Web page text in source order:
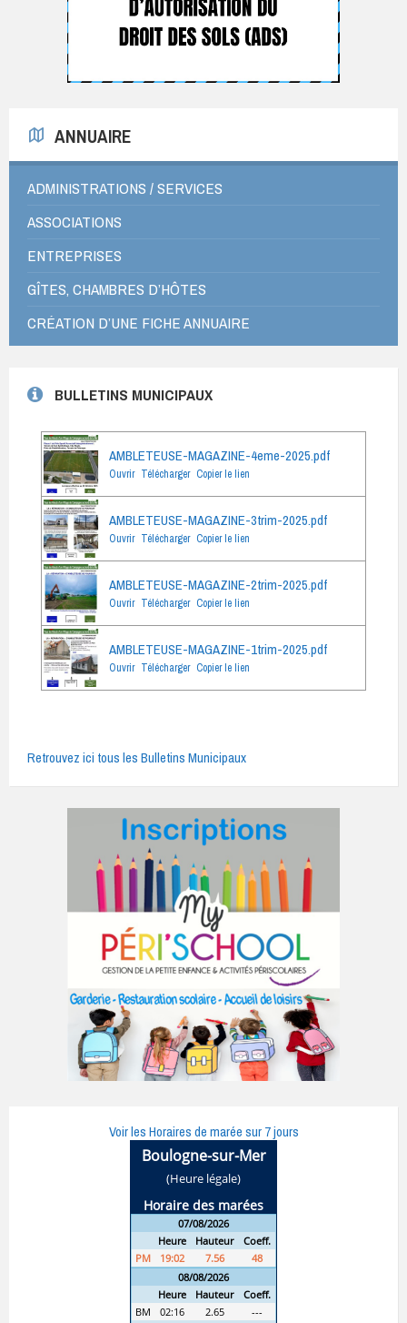
ANNUAIRE
ADMINISTRATIONS / SERVICES
ASSOCIATIONS
ENTREPRISES
GÎTES, CHAMBRES D’HÔTES
CRÉATION D’UNE FICHE ANNUAIRE
BULLETINS MUNICIPAUX
AMBLETEUSE-MAGAZINE-4eme-2025.pdf
Ouvrir Télécharger Copier le lien
AMBLETEUSE-MAGAZINE-3trim-2025.pdf
Ouvrir Télécharger Copier le lien
AMBLETEUSE-MAGAZINE-2trim-2025.pdf
Ouvrir Télécharger Copier le lien
AMBLETEUSE-MAGAZINE-1trim-2025.pdf
Ouvrir Télécharger Copier le lien
Retrouvez ici tous les Bulletins Municipaux
Voir les Horaires de marée sur 7 jours